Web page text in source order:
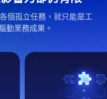
個孤立任務，就只能是工
動業務成果。